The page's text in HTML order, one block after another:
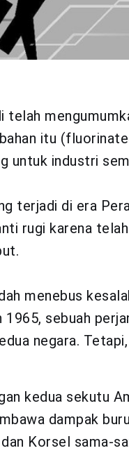
itu
untuk industri
terjadi di era
rugi karena
menebus
sebuah
negara.
kedua sekutu
dampak
Korsel sama-